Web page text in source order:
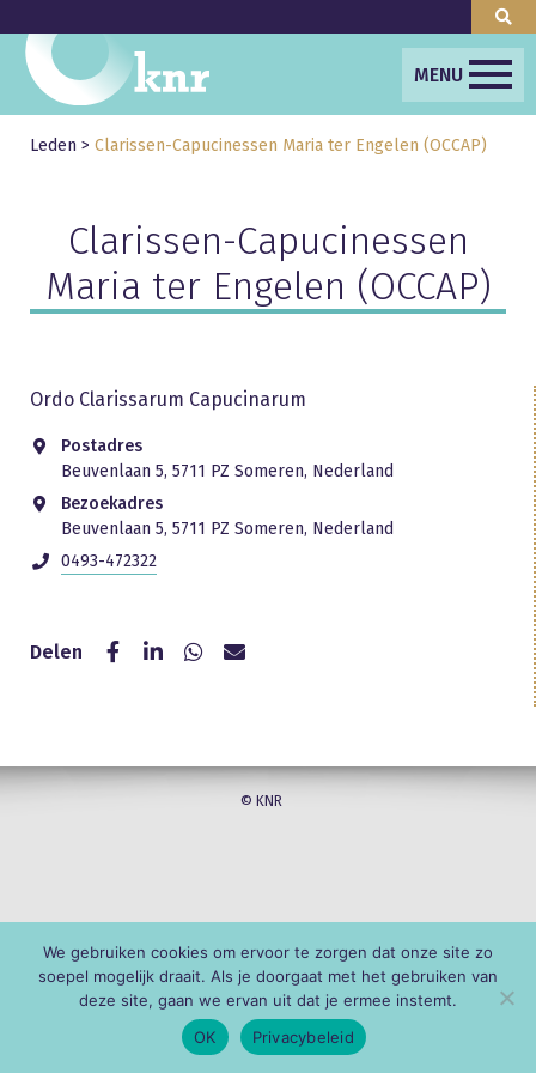
MENU
Leden > Clarissen-Capucinessen Maria ter Engelen (OCCAP)
Clarissen-Capucinessen
Maria ter Engelen (OCCAP)
Ordo Clarissarum Capucinarum
Postadres
Beuvenlaan 5, 5711 PZ Someren, Nederland
Bezoekadres
Beuvenlaan 5, 5711 PZ Someren, Nederland
0493-472322
Delen
© KNR
We gebruiken cookies om ervoor te zorgen dat onze site zo
soepel mogelijk draait. Als je doorgaat met het gebruiken van
deze site, gaan we ervan uit dat je ermee instemt.
OK
Privacybeleid